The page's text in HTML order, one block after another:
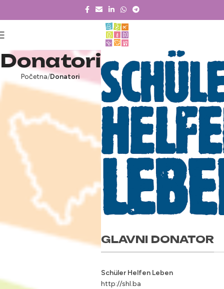
Donatori
Početna Donatori
GLAVNI DONATOR
Schüler Helfen Leben
http://shl.ba